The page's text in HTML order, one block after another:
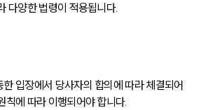
다양한 법령이 적용됩니다.
입장에서 당사자의 합의에 따라 체결되어
칙에 따라 이행되어야 합니다.